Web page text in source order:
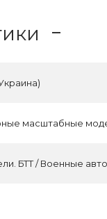
масштабные
БТТ / Военные